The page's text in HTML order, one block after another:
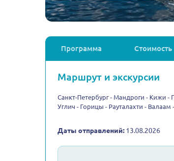
Программа Стоимость
Маршрут и экскурсии
Санкт-Петербург - Мандроги - Кижи
Углич - Горицы - Рауталахти - Валаам
Даты отправлений: 13.08.2026